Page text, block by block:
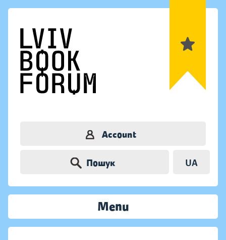
Account
Пошук UA
Menu